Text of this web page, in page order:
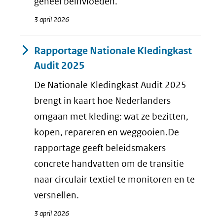
3 april 2026
Rapportage Nationale Kledingkast
Audit 2025
De Nationale Kledingkast Audit 2025
brengt in kaart hoe Nederlanders
omgaan met kleding: wat ze bezitten,
kopen, repareren en weggooien.De
rapportage geeft beleidsmakers
concrete handvatten om de transitie
naar circulair textiel te monitoren en te
versnellen.
3 april 2026